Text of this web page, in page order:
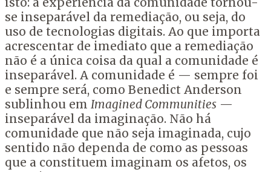
se inseparável da remediação, ou seja, do
uso de tecnologias digitais. Ao que importa
acrescentar de imediato que a remediação
não é a única coisa da qual a comunidade é
inseparável. A comunidade é — sempre foi
e sempre será, como Benedict Anderson
sublinhou em Imagined Communities —
inseparável da imaginação. Não há
comunidade que não seja imaginada, cujo
sentido não dependa de como as pessoas
que a constituem imaginam os afetos, os